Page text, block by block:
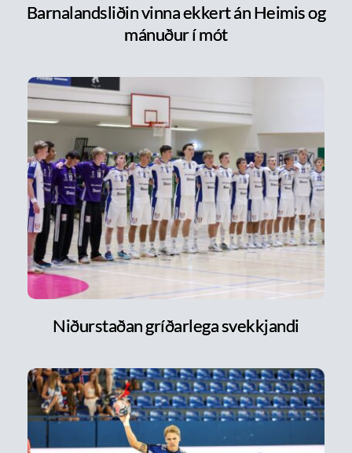
Barnalandsliðin vinna ekkert án Heimis og
mánuður í mót
Niðurstaðan gríðarlega svekkjandi